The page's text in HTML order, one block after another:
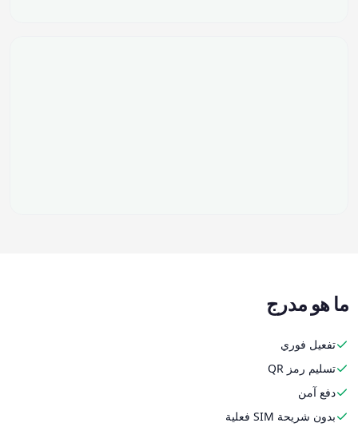
ما هو مدرج
تفعيل فوري
تسليم رمز QR
دفع آمن
بدون شريحة SIM فعلية